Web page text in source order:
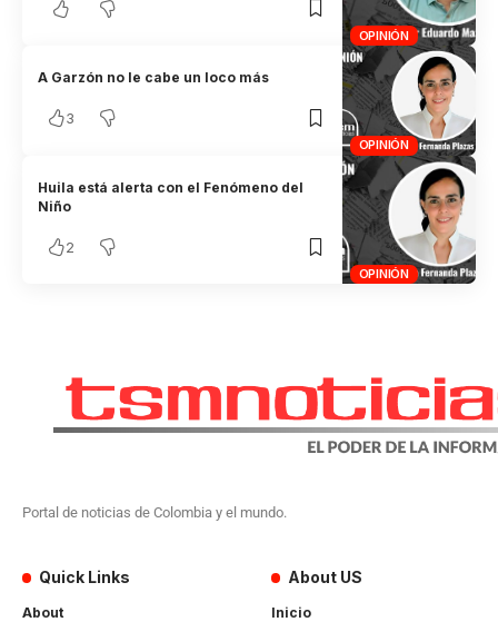
OPINIÓN
OPINIÓN
A Garzón no le cabe un loco más
3
OPINIÓN
Huila está alerta con el Fenómeno del
Niño
2
Portal de noticias de Colombia y el mundo.
Quick Links
About
About US
Inicio